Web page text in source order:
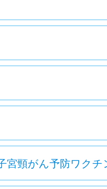
宮頸がん予防ワクチ